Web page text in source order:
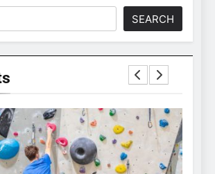
SEARCH